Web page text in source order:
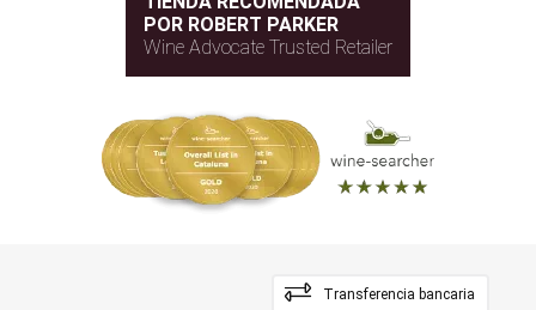
POR ROBERT PARKER
Wine Advocate Trusted Retailer
Transferencia bancaria